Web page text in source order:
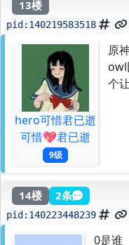
13楼
pid: 140219583518
hero可惜君已逝
可惜💖君已逝
9级
原
owl
个
14楼 2条
pid: 140223448239
0是谁